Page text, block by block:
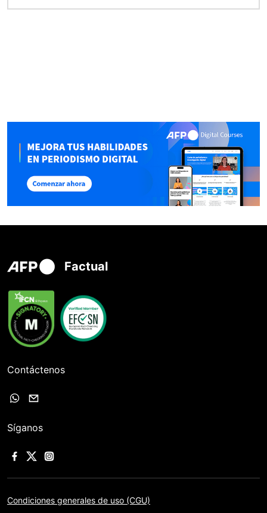
Factual
Contáctenos
Síganos
Condiciones generales de uso (CGU)